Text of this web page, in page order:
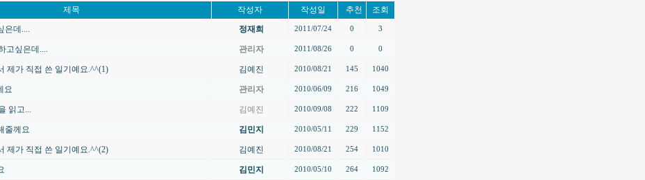
제목 작성자 작성일 추천 조회
은데.... 정재희 2011/07/24 0 3
고싶은데.... 관리자 2011/08/26 0 0
제가 직접 쓴 일기예요.^^(1) 김예진 2010/08/21 145 1040
요 관리자 2010/06/09 216 1049
읽고... 김예진 2010/09/08 222 1109
줄께요 김민지 2010/05/11 229 1152
제가 직접 쓴 일기예요.^^(2) 김예진 2010/08/21 254 1010
김민지 2010/05/10 264 1092